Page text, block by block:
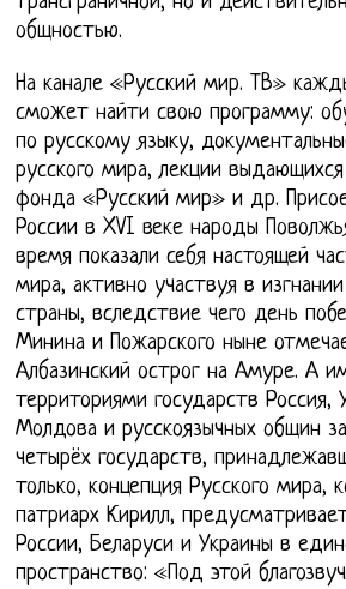
общностью.
На канале «Русский мир. ТВ»
сможет найти свою программу:
по русскому языку,
русского мира, лекции
фонда «Русский мир» и др.
России в XVI веке народы
время показали себя настоящей
мира, активно участвуя в
страны, вследствие чего день
Минина и Пожарского ныне
Албазинский острог на Амуре. А
территориями государств Россия,
Молдова и русскоязычных общин
четырёх государств,
только, концепция Русского мира,
патриарх Кирилл,
России, Беларуси и Украины в
пространство: «Под этой